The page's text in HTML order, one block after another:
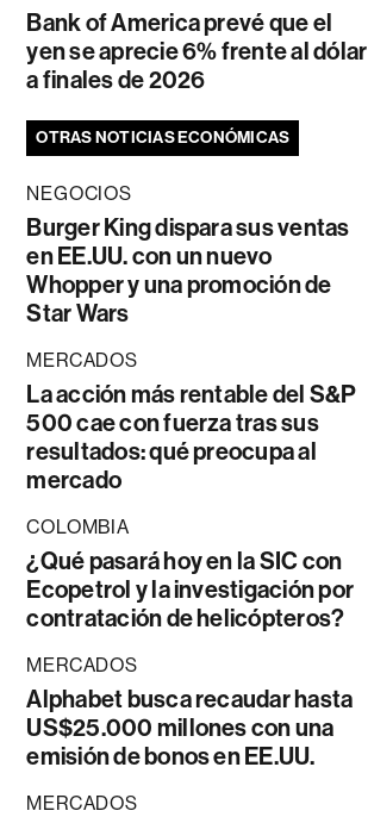
Bank of America prevé que el
yen se aprecie 6% frente al dólar
a finales de 2026
OTRAS NOTICIAS ECONÓMICAS
NEGOCIOS
Burger King dispara sus ventas
en EE.UU. con un nuevo
Whopper y una promoción de
Star Wars
MERCADOS
La acción más rentable del S&P
500 cae con fuerza tras sus
resultados: qué preocupa al
mercado
COLOMBIA
¿Qué pasará hoy en la SIC con
Ecopetrol y la investigación por
contratación de helicópteros?
MERCADOS
Alphabet busca recaudar hasta
US$25.000 millones con una
emisión de bonos en EE.UU.
MERCADOS